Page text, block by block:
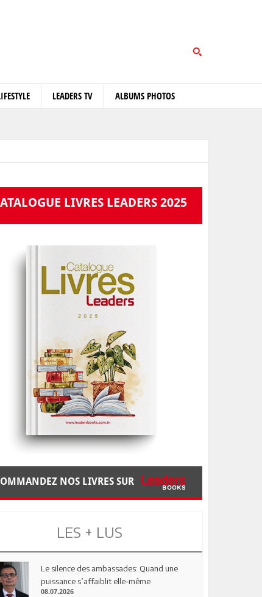
LEADERS TV ALBUMS PHOTOS
LIVRES LEADERS 2025
NOS LIVRES SUR
LES + LUS
Le silence des ambassades: Quand une
puissance s’affaiblit elle-même
08.07.2026